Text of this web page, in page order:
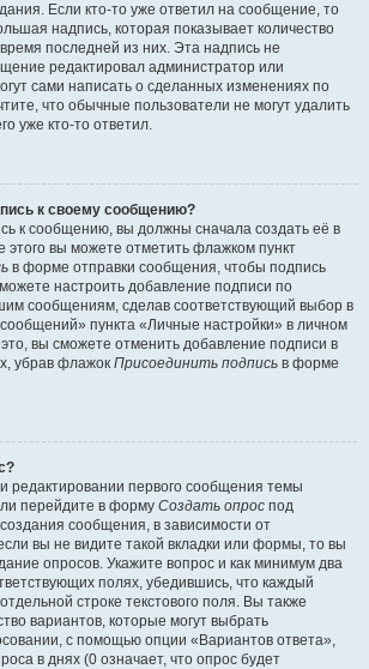
Если кто-то уже ответил на сообщение, то
надпись, которая показывает количество
последней из них. Эта надпись не
редактировал администратор или
сами написать о сделанных изменениях по
что обычные пользователи не могут удалить
уже кто-то ответил.
к своему сообщению?
к сообщению, вы должны сначала создать её в
этого вы можете отметить флажком пункт
в форме отправки сообщения, чтобы подпись
настроить добавление подписи по
сообщениям, сделав соответствующий выбор в
пункта «Личные настройки» в личном
вы сможете отменить добавление подписи в
убрав флажок Присоединить подпись в форме
редактировании первого сообщения темы
перейдите в форму Создать опрос под
сообщения, в зависимости от
вы не видите такой вкладки или формы, то вы
опросов. Укажите вопрос и как минимум два
полях, убедившись, что каждый
строке текстового поля. Вы также
вариантов, которые могут выбрать
с помощью опции «Вариантов ответа»,
в днях (0 означает, что опрос будет